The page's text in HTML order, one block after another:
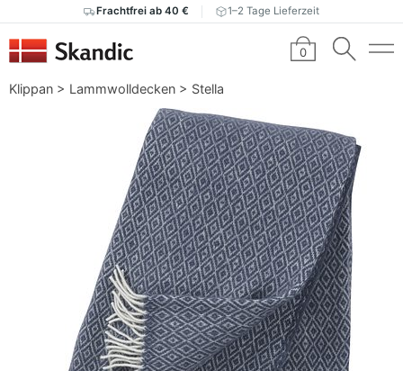
Frachtfrei ab 40 € 1–2 Tage Lieferzeit
0
Klippan > Lammwolldecken > Stella